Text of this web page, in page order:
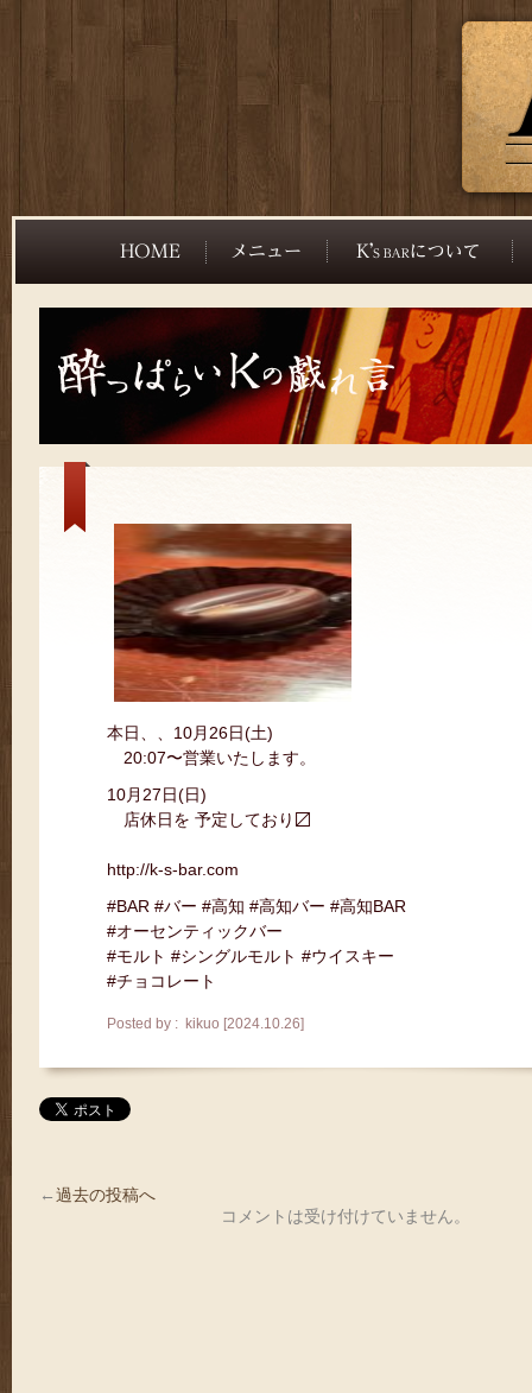
本日、、10月26日(土)
20:07〜営業いたします。
10月27日(日)
店休日を 予定しており〼
http://k-s-bar.com
#BAR #バー #高知 #高知バー #高知BAR
#オーセンティックバー
#モルト #シングルモルト #ウイスキー
#チョコレート
Posted by : kikuo [2024.10.26]
←過去の投稿へ
コメントは受け付けていません。